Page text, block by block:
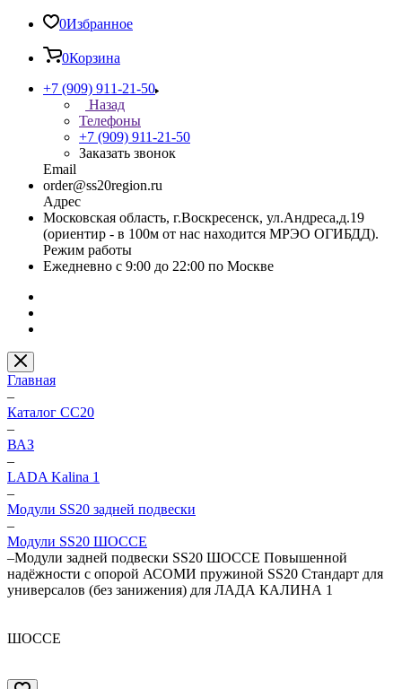
0Избранное
0Корзина
+7 (909) 911-21-50
Назад
Телефоны
+7 (909) 911-21-50
Заказать звонок
Email
order@ss20region.ru
Адрес
Московская область, г.Воскресенск, ул.Андреса,д.19
(ориентир - в 100м от нас находится МРЭО ОГИБДД).
Режим работы
Ежедневно с 9:00 до 22:00 по Москве
Главная
–
Каталог CC20
–
ВАЗ
–
LADA Kalina 1
–
Модули SS20 задней подвески
–
Модули SS20 ШОССЕ
–Модули задней подвески SS20 ШОССЕ Повышенной
надёжности с опорой АСОМИ пружиной SS20 Стандарт для
универсалов (без занижения) для ЛАДА КАЛИНА 1
ШОССЕ